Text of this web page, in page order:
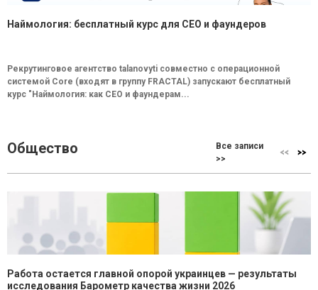
Наймология: бесплатный курс для CEO и фаундеров
Рекрутинговое агентство talanovyti совместно с операционной
системой Core (входят в группу FRACTAL) запускают бесплатный
курс "Наймология: как СEO и фаундерам...
Общество
Все записи
>>
Работа остается главной опорой украинцев — результаты
исследования Барометр качества жизни 2026